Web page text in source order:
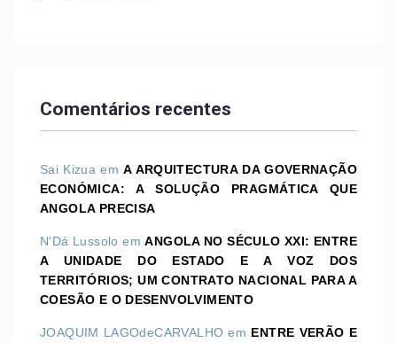
Comentários recentes
Sai Kizua emA ARQUITECTURA DA GOVERNAÇÃO
ECONÓMICA: A SOLUÇÃO PRAGMÁTICA QUE
ANGOLA PRECISA
N'Dá Lussolo emANGOLA NO SÉCULO XXI: ENTRE
A UNIDADE DO ESTADO E A VOZ DOS
TERRITÓRIOS; UM CONTRATO NACIONAL PARA A
COESÃO E O DESENVOLVIMENTO
JOAQUIM LAGOdeCARVALHO em ENTRE VERÃO E